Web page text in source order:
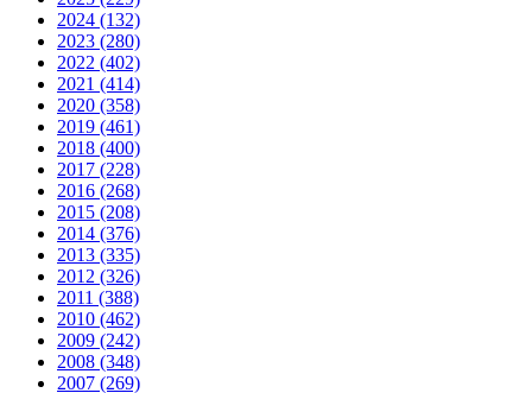
2024 (132)
2023 (280)
2022 (402)
2021 (414)
2020 (358)
2019 (461)
2018 (400)
2017 (228)
2016 (268)
2015 (208)
2014 (376)
2013 (335)
2012 (326)
2011 (388)
2010 (462)
2009 (242)
2008 (348)
2007 (269)